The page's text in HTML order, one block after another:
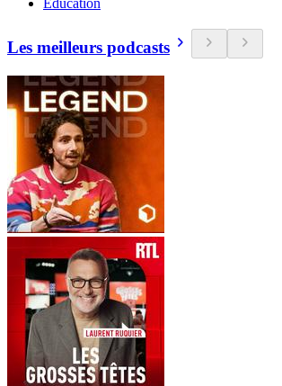
Education
Les meilleurs podcasts